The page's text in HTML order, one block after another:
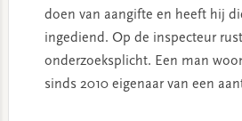
doen van aangifte en heeft hij
ingediend. Op de inspecteur
onderzoeksplicht. Een man
sinds 2010 eigenaar van een